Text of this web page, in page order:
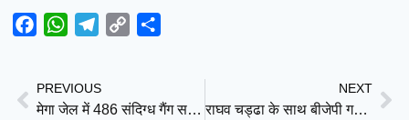
FacebookWhatsAppTelegram
Copy
PREVIOUS
मेगा जेल में 486 संदिग्ध गैंग सदस्यों की सामूहिक सुनवाई, अल सल्वाडोर में सख्त कार्रवाई का बड़ा नज़ारा
NEXT
राघव चड्ढा के साथ बीजेपी गए सांसदों की सदस्यता पर क्या होगा फैसला? समझिए पूरा गणित और कानून